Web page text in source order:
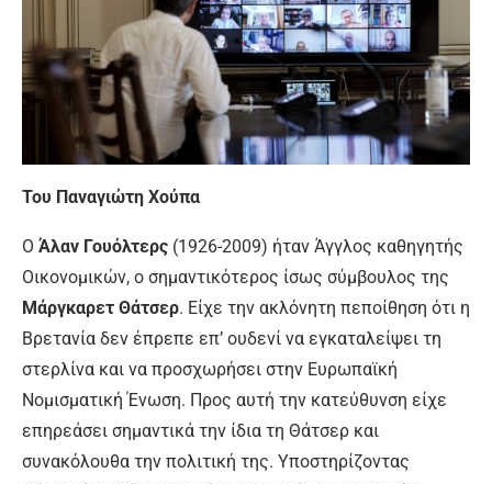
Του Παναγιώτη Χούπα
Ο Άλαν Γουόλτερς (1926-2009) ήταν Άγγλος καθηγητής
Οικονομικών, ο σημαντικότερος ίσως σύμβουλος της
Μάργκαρετ Θάτσερ. Είχε την ακλόνητη πεποίθηση ότι η
Βρετανία δεν έπρεπε επ’ ουδενί να εγκαταλείψει τη
στερλίνα και να προσχωρήσει στην Ευρωπαϊκή
Νομισματική Ένωση. Προς αυτή την κατεύθυνση είχε
επηρεάσει σημαντικά την ίδια τη Θάτσερ και
συνακόλουθα την πολιτική της. Υποστηρίζοντας